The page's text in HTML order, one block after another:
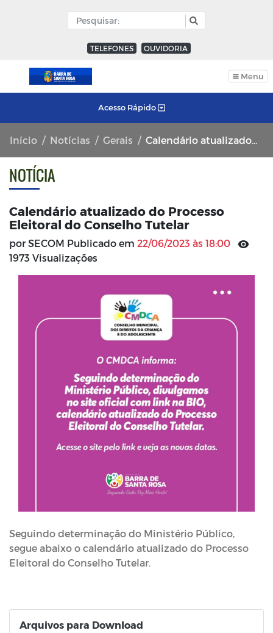
TELEFONES OUVIDORIA
Menu
Acesso Rápido
Início Notícias Gerais Calendário atualizado do Processo Eleitoral do Conselho Tutelar
NOTÍCIA
Calendário atualizado do Processo
Eleitoral do Conselho Tutelar
por SECOM Publicado em 22/06/2023 às 18:00
1973 Visualizações
Seguindo determinação do Ministério Público,
segue abaixo o calendário atualizado do Processo
Eleitoral do Conselho Tutelar.
Arquivos para Download